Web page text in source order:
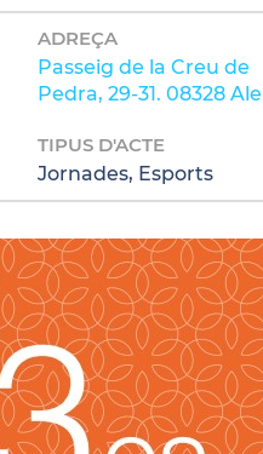
ADREÇA
Passeig de la Creu de
Pedra, 29-31. 08328
TIPUS D'ACTE
Jornades, Esports